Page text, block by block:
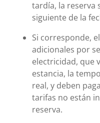
tardía, la reserva
siguiente de la
Si corresponde,
adicionales por
electricidad, que
estancia, la
real, y deben
tarifas no están
reserva.